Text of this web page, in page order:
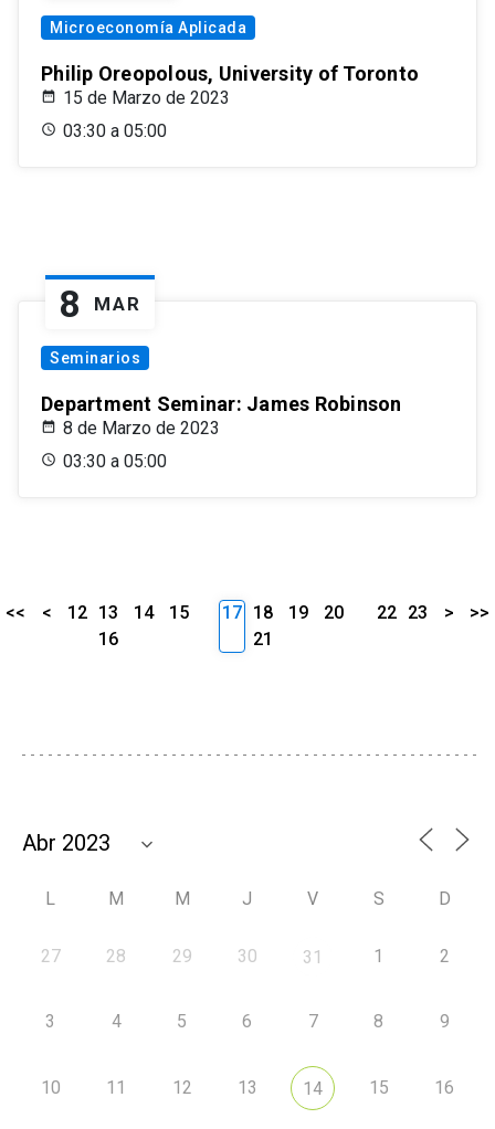
Microeconomía Aplicada
Philip Oreopolous, University of Toronto
15 de Marzo de 2023
03:30 a 05:00
8 MAR
Seminarios
Department Seminar: James Robinson
8 de Marzo de 2023
03:30 a 05:00
<< < 12 13 14
15
16
17 18 19
20
21
22 23 > >>
L M M J V S D
27 28 29 30 31 1 2
3 4 5 6 7 8 9
10 11 12 13 14 15 16